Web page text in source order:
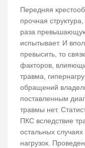
Передняя
прочная
раза
испытывает. И
превысить, то
факторов,
травма,
обращений
поставленным
травмы нет.
ПКС вследствие
остальных
нагрузок.